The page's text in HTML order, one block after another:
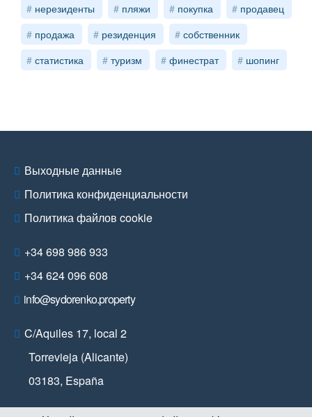
нерезиденты
пляжи покупка
продавец
продажа
резиденция
собственник
статистика
туризм финестрат шопинг
Выходные данные
Политика конфиденциальности
Политика файлов cookie
+34 698 986 933
+34 624 096 608
info@sydorenko.property
C/Aquiles 17, local 2
Torrevieja (Alicante)
03183, España